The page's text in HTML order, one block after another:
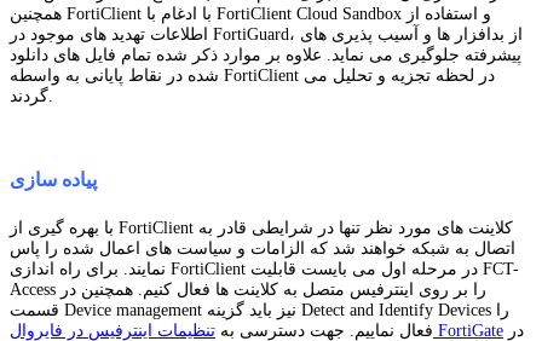
همچنین FortiClient با ادغام با FortiClient Cloud Sandbox و استفاده از
اطلاعات تهدید های موجود در FortiGuard، از بدافزار ها و آسیب پذیری های
پیشرفته جلوگیری می نماید. علاوه بر موارد ذکر شده تمام فایل های دانلود
شده در نقاط پایانی به واسطه FortiClient در لحظه تجزیه و تحلیل می
گردند.
پیاده سازی
با بهره گیری از FortiClient کلاینت های مورد نظر تنها در شرایطی قادر به
اتصال به شبکه خواهند شد که الزامات و سیاست های اعمال شده را پاس
نمایند. برای راه اندازی FortiClient در مرحله اول می بایست قابلیت FCT-
Access را بر روی اینترفیس متصل به کلاینت ها فعال کنیم. همچنین در
قسمت Device management نیز باید گزینه Detect and Identify Devices را
فعال نماییم. جهت دسترسی به تنظیمات اینترفیس در فایروال FortiGate